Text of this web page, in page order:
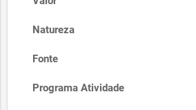
Natureza
Fonte
Programa Atividade